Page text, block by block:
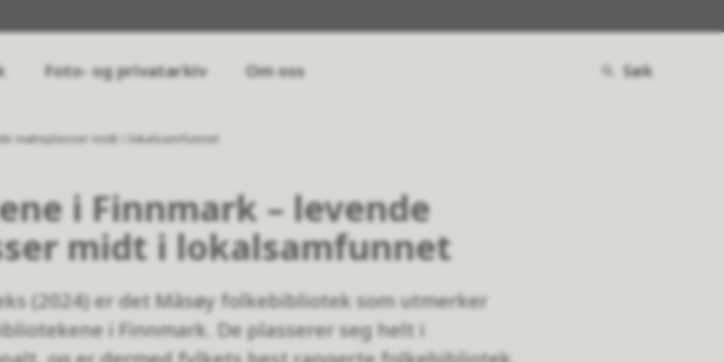
Foto- og privatarkiv Om oss Søk
møteplasser midt i lokalsamfunnet
i Finnmark – levende
midt i lokalsamfunnet
(2024) er det Måsøy folkebibliotek som utmerker
i Finnmark. De plasserer seg helt i